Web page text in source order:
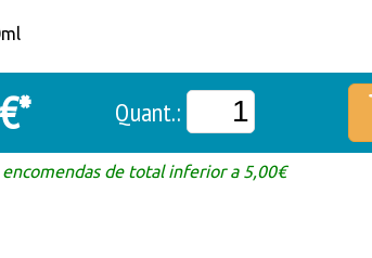
Quant.:
de total inferior a 5,00€